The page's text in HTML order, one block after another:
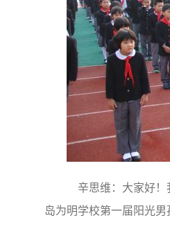
辛思维：大家好！
岛为明学校第一届阳光